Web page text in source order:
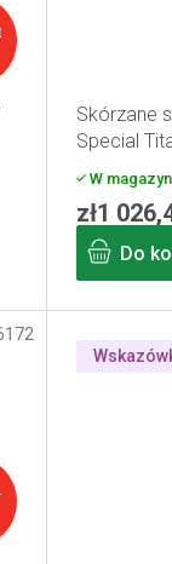
Skórzane
Special
W
zł1
Do